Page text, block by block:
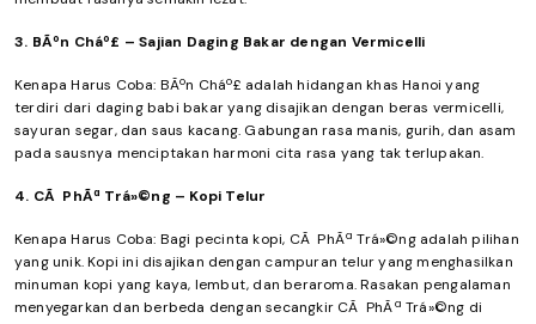
3. BÃºn Cháº£ – Sajian Daging Bakar dengan Vermicelli
Kenapa Harus Coba: BÃºn Cháº£ adalah hidangan khas Hanoi yang
terdiri dari daging babi bakar yang disajikan dengan beras vermicelli,
sayuran segar, dan saus kacang. Gabungan rasa manis, gurih, dan asam
pada sausnya menciptakan harmoni cita rasa yang tak terlupakan.
4. CÃ PhÃª Trá»©ng – Kopi Telur
Kenapa Harus Coba: Bagi pecinta kopi, CÃ PhÃª Trá»©ng adalah pilihan
yang unik. Kopi ini disajikan dengan campuran telur yang menghasilkan
minuman kopi yang kaya, lembut, dan beraroma. Rasakan pengalaman
menyegarkan dan berbeda dengan secangkir CÃ PhÃª Trá»©ng di